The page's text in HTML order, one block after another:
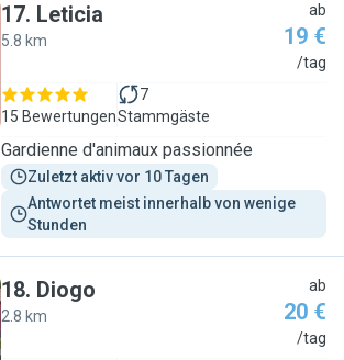
17. Leticia
5.8 km
ab
19 €
/tag
15 Bewertungen
7
Stammgäste
Gardienne d'animaux passionnée
Zuletzt aktiv vor 10 Tagen
Antwortet meist innerhalb von wenige
Stunden
18. Diogo
2.8 km
ab
20 €
/tag